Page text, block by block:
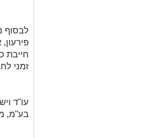
חייבת
זמני
עו"ד
בע"מ,